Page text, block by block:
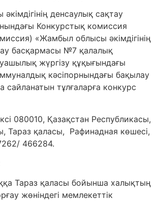
денсаулық сақтау
Конкурстық комиссия
«Жамбыл облысы әкімдігінің
басқармасы №7 қалалық
жүргізу құқығындағы
кәсіпорнындағы бақылау
сайланатын тұлғаларға конкурс
080010, Қазақстан Республикасы,
Тараз қаласы, Рафинадная көшесі,
466284.
Тараз қаласы бойынша халықтың
жөніндегі мемлекеттік